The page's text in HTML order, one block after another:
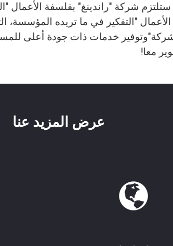
شركة "راندينغ" بفلسفة الأعمال
"التفكير في ما تريده المؤسسة،
خدمات ذات جودة أعلى
معا!
عرض المزيد عنا